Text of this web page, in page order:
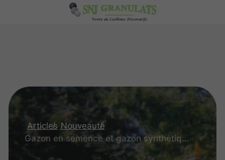
Articles Nouveauté
Gazon en semence et gazon synthétique : quelle solution choisir pour votre jardin ?